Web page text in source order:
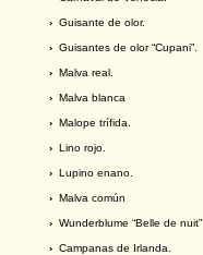
› Guisante de olor.
› Guisantes de olor “Cupani”.
› Malva real.
› Malva blanca
› Malope trífida.
› Lino rojo.
› Lupino enano.
› Malva común
› Wunderblume “Belle de nuit”
› Campanas de Irlanda.